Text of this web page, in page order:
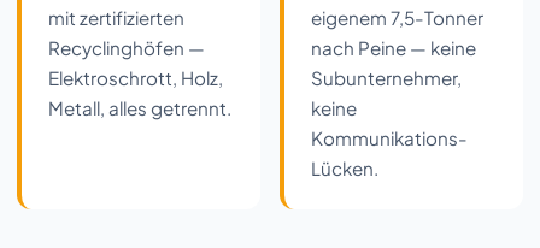
mit zertifizierten
Recyclinghöfen —
Elektroschrott, Holz,
Metall, alles getrennt.
eigenem 7,5-Tonner
nach Peine — keine
Subunternehmer,
keine
Kommunikations-
Lücken.